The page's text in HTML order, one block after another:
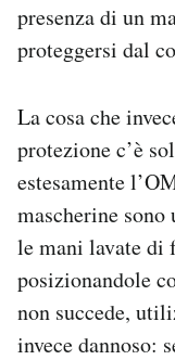
presenza di un
proteggersi dal
La cosa che
protezione c’è
estesamente
mascherine sono
le mani lavate di
posizionandole
non succede,
invece dannoso: